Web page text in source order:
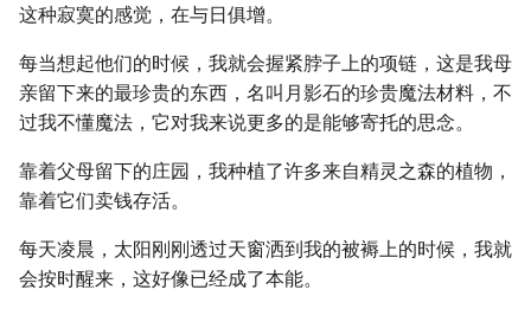
这种寂寞的感觉，在与日俱增。
每当想起他们的时候，我就会握紧脖子上的项链，这是我母
亲留下来的最珍贵的东西，名叫月影石的珍贵魔法材料，不
过我不懂魔法，它对我来说更多的是能够寄托的思念。
靠着父母留下的庄园，我种植了许多来自精灵之森的植物，
靠着它们卖钱存活。
每天凌晨，太阳刚刚透过天窗洒到我的被褥上的时候，我就
会按时醒来，这好像已经成了本能。